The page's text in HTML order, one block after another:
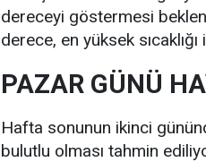
dereceyi göstermesi
derece, en yüksek
PAZAR GÜNÜ
Hafta sonunun ikinci
bulutlu olması tahmin